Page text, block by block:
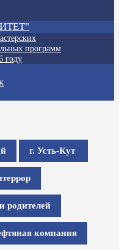
программ
году
г. Усть-Кут
родителей
компания